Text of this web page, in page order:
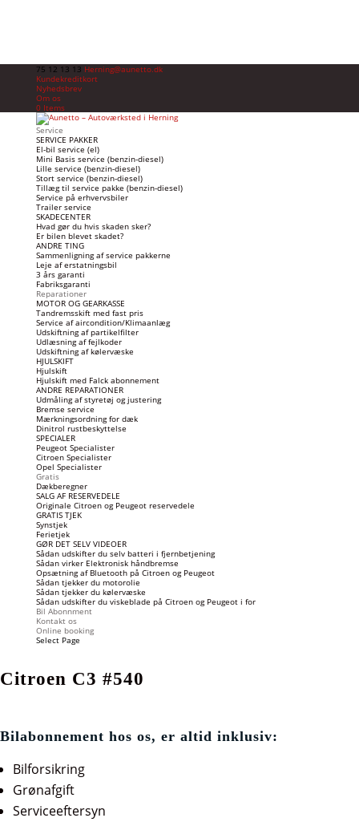
75 12 13 13 Herning@aunetto.dk
Kundekreditkort
Nyhedsbrev
Om os
0 Items
Service
SERVICE PAKKER
El-bil service (el)
Mini Basis service (benzin-diesel)
Lille service (benzin-diesel)
Stort service (benzin-diesel)
Tillæg til service pakke (benzin-diesel)
Service på erhvervsbiler
Trailer service
SKADECENTER
Hvad gør du hvis skaden sker?
Er bilen blevet skadet?
ANDRE TING
Sammenligning af service pakkerne
Leje af erstatningsbil
3 års garanti
Fabriksgaranti
Reparationer
MOTOR OG GEARKASSE
Tandremsskift med fast pris
Service af aircondition/Klimaanlæg
Udskiftning af partikelfilter
Udlæsning af fejlkoder
Udskiftning af kølervæske
HJULSKIFT
Hjulskift
Hjulskift med Falck abonnement
ANDRE REPARATIONER
Udmåling af styretøj og justering
Bremse service
Mærkningsordning for dæk
Dinitrol rustbeskyttelse
SPECIALER
Peugeot Specialister
Citroen Specialister
Opel Specialister
Gratis
Dækberegner
SALG AF RESERVEDELE
Originale Citroen og Peugeot reservedele
GRATIS TJEK
Synstjek
Ferietjek
GØR DET SELV VIDEOER
Sådan udskifter du selv batteri i fjernbetjening
Sådan virker Elektronisk håndbremse
Opsætning af Bluetooth på Citroen og Peugeot
Sådan tjekker du motorolie
Sådan tjekker du kølervæske
Sådan udskifter du viskeblade på Citroen og Peugeot i for
Bil Abonnment
Kontakt os
Online booking
Select Page
Citroen C3 #540
Bilabonnement hos os, er altid inklusiv:
Bilforsikring
Grønafgift
Serviceeftersyn